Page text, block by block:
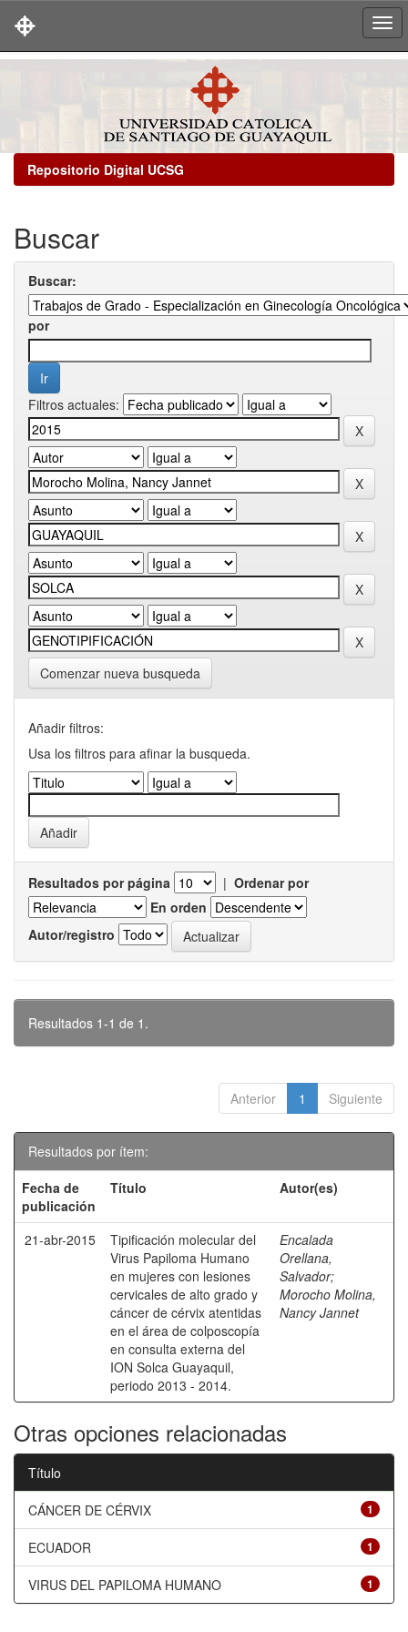
Repositorio Digital UCSG
Buscar
Buscar:
por
Filtros actuales:
Comenzar nueva busqueda
Añadir filtros:
Usa los filtros para afinar la busqueda.
Resultados por página | Ordenar por
En orden
Autor/registro
Resultados 1-1 de 1.
Anterior 1 Siguiente
Resultados por ítem:
Fecha de
publicación
Título Autor(es)
21-abr-2015
Tipificación molecular del
Virus Papiloma Humano
en mujeres con lesiones
cervicales de alto grado y
cáncer de cérvix atentidas
en el área de colposcopía
en consulta externa del
ION Solca Guayaquil,
periodo 2013 - 2014.
Encalada
Orellana,
Salvador;
Morocho Molina,
Nancy Jannet
Otras opciones relacionadas
Título
1
CÁNCER DE CÉRVIX
1
ECUADOR
1
VIRUS DEL PAPILOMA HUMANO